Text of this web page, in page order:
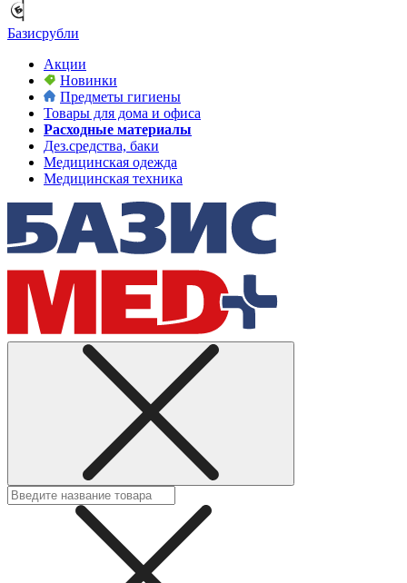
Базисрубли
Акции
Новинки
Предметы гигиены
Товары для дома и офиса
Расходные материалы
Дез.средства, баки
Медицинская одежда
Медицинская техника